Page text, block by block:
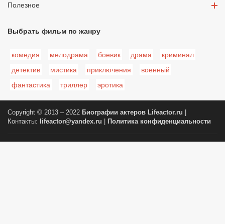
Полезное
Выбрать фильм по жанру
комедия мелодрама боевик драма
криминал
детектив
мистика приключения
военный
фантастика
триллер эротика
Copyright © 2013 – 2022 Биографии актеров Lifeactor.ru
Контакты:
lifeactor@yandex.ru Политика конфиденциальности